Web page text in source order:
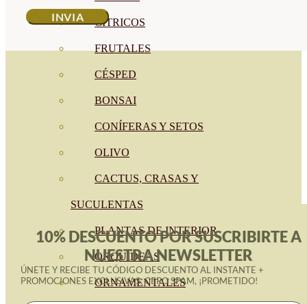
CÍTRICOS
FRUTALES
CÉSPED
BONSAI
CONÍFERAS Y SETOS
OLIVO
CACTUS, CRASAS Y
SUCULENTAS
PLANTAS DE INTERIOR
ORQUIDEAS
ORNAMENTALES
10% DESCUENTO POR SUSCRIBIRTE A
NUESTRA NEWSLETTER
ÚNETE Y RECIBE TU CÓDIGO DESCUENTO AL INSTANTE +
PROMOCIONES EXCLUSIVAS. CERO SPAM, ¡PROMETIDO!